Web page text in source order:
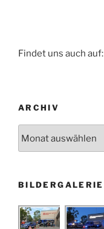
Findet uns auch auf:
ARCHIV
BILDERGALERIE